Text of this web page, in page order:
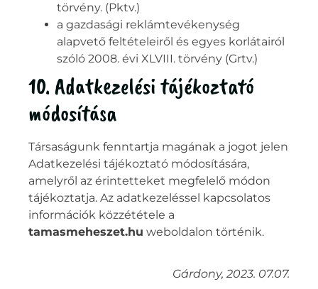
törvény. (Pktv.)
a gazdasági reklámtevékenység
alapvető feltételeiről és egyes korlátairól
szóló 2008. évi XLVIII. törvény (Grtv.)
10. Adatkezelési tájékoztató
módosítása
Társaságunk fenntartja magának a jogot jelen
Adatkezelési tájékoztató módosítására,
amelyről az érintetteket megfelelő módon
tájékoztatja. Az adatkezeléssel kapcsolatos
információk közzététele a
tamasmeheszet.hu weboldalon történik.
Gárdony, 2023. 07.07.